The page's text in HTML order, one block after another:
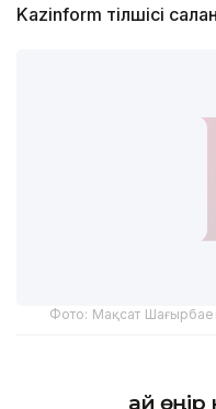
Kazinform тілшісі
Фото: Мақсат
Қай